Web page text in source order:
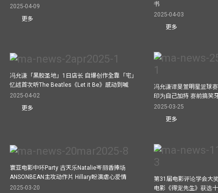
2025-04-09
更多
书
2025-04-03
更多
冯允谦「黑胶圣地」1日店长 自爆创作全靠「宅」
忆述首次听The Beatles《Let it Be》感动到喊
2025-04-02
更多
冯允谦谭旻萱明星篮球
印为自己加持 赛前搞笑
2025-03-25
更多
寰亚电影中环Party 古天乐Natalie岑丽香捧场
ANSONBEAN主攻动作片 Hillary盼演虐心爱情
2025-03-20
第31届电影评论学会大
电影《得宠先生》获选